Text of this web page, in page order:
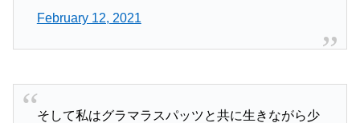
February 12, 2021
そして私はグラマラスパッツと共に生きながら少